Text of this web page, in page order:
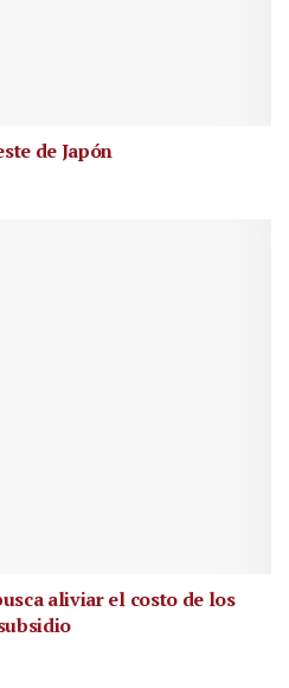
de Japón
aliviar el costo de los